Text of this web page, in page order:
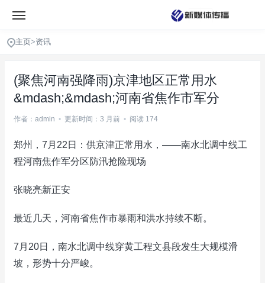
主页>资讯
(聚焦河南强降雨)京津地区正常用水
&mdash;&mdash;河南省焦作市军分
作者：admin • 更新时间：3 月前 • 阅读 174
郑州，7月22日：供京津正常用水，——南水北调中线工
程河南焦作军分区防汛抢险现场
张晓亮新正安
最近几天，河南省焦作市暴雨和洪水持续不断。
7月20日，南水北调中线穿黄工程文县段发生大规模滑
坡，形势十分严峻。